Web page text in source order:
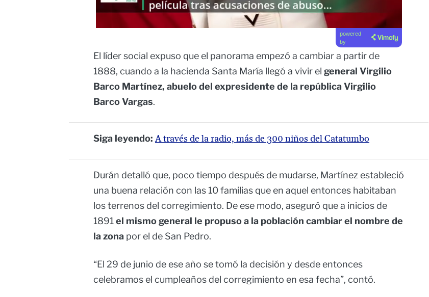
powered
by
El líder social expuso que el panorama empezó a cambiar a partir de
1888, cuando a la hacienda Santa María llegó a vivir el general Virgilio
Barco Martínez, abuelo del expresidente de la república Virgilio
Barco Vargas.
Siga leyendo: A través de la radio, más de 300 niños del Catatumbo
Durán detalló que, poco tiempo después de mudarse, Martínez estableció
una buena relación con las 10 familias que en aquel entonces habitaban
los terrenos del corregimiento. De ese modo, aseguró que a inicios de
1891el mismo general le propuso a la población cambiar el nombre de
la zona por el de San Pedro.
“El 29 de junio de ese año se tomó la decisión y desde entonces
celebramos el cumpleaños del corregimiento en esa fecha”, contó.